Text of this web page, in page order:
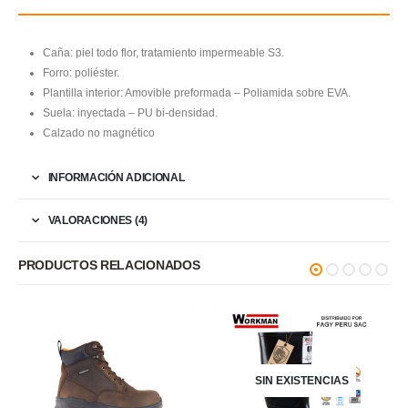
Caña: piel todo flor, tratamiento impermeable S3.
Forro: poliéster.
Plantilla interior: Amovible preformada – Poliamida sobre EVA.
Suela: inyectada – PU bi-densidad.
Calzado no magnético
INFORMACIÓN ADICIONAL
VALORACIONES (4)
PRODUCTOS RELACIONADOS
SIN EXISTENCIAS